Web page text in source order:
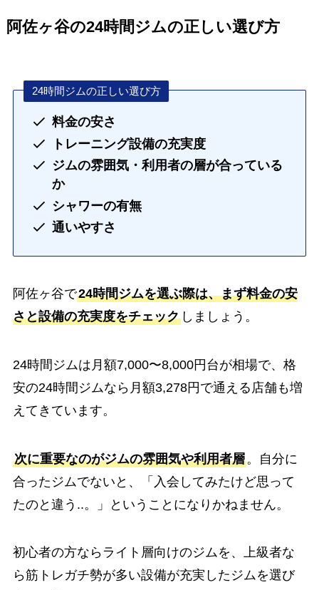
阿佐ヶ谷の24時間ジムの正しい選び方
24時間ジムの正しい選び方
料金の安さ
トレーニング設備の充実度
ジムの雰囲気・利用者の層が合っている
か
シャワーの有無
通いやすさ
阿佐ヶ谷で24時間ジムを選ぶ際は、まず料金の安
さと設備の充実度をチェックしましょう。
24時間ジムは月額7,000〜8,000円台が相場で、格
安の24時間ジムなら月額3,278円で通える店舗も増
えてきています。
次に重要なのがジムの雰囲気や利用者層。自分に
合ったジムでないと、「入会してみたけど思って
たのと違う..。」ということになりかねません。
初心者の方ならライト層向けのジムを、上級者な
ら筋トレガチ勢が多い設備が充実したジムを選び